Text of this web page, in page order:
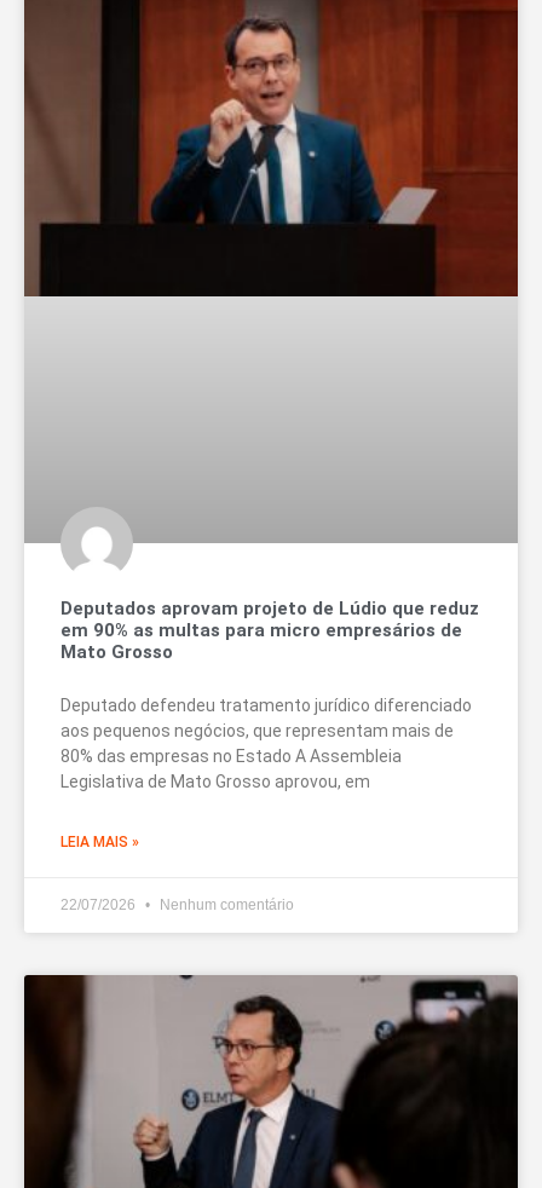
Deputados aprovam projeto de Lúdio que reduz
em 90% as multas para micro empresários de
Mato Grosso
Deputado defendeu tratamento jurídico diferenciado
aos pequenos negócios, que representam mais de
80% das empresas no Estado A Assembleia
Legislativa de Mato Grosso aprovou, em
LEIA MAIS »
22/07/2026 Nenhum comentário